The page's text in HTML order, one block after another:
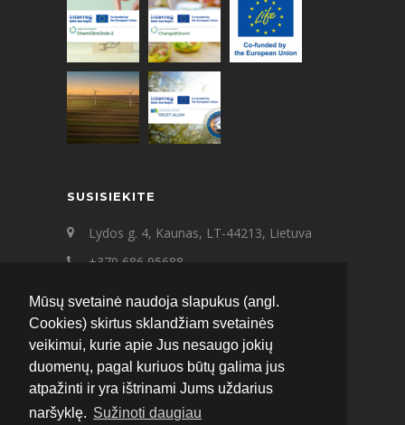
Mūsų svetainė naudoja slapukus (angl.
Cookies) skirtus sklandžiam svetainės
veikimui, kurie apie Jus nesaugo jokių
duomenų, pagal kuriuos būtų galima jus
atpažinti ir yra ištrinami Jums uždarius
naršyklę. Sužinoti daugiau
SUSISIEKITE
Lydos g. 4, Kaunas, LT-44213, Lietuva
+370 686 95688
ecat@ecat.lt
Facebook
Instagram
LinkedIn